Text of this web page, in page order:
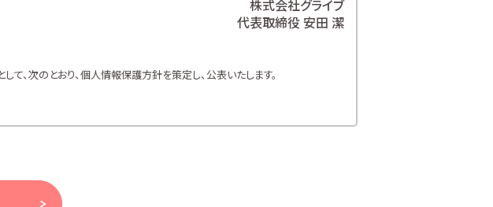
株式会社グライブ
代表取締役 安田 潔
、次のとおり、個人情報保護方針を策定し、公表いたします。
規程並びにこの個人情報保護方針を遵守いたします。
的の達成に必要な範囲内でお客様の個人情報を取り扱います。